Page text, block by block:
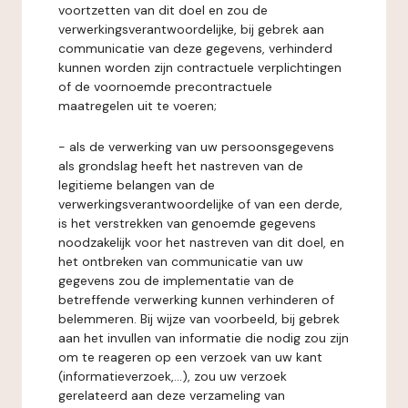
voortzetten van dit doel en zou de
verwerkingsverantwoordelijke, bij gebrek aan
communicatie van deze gegevens, verhinderd
kunnen worden zijn contractuele verplichtingen
of de voornoemde precontractuele
maatregelen uit te voeren;
- als de verwerking van uw persoonsgegevens
als grondslag heeft het nastreven van de
legitieme belangen van de
verwerkingsverantwoordelijke of van een derde,
is het verstrekken van genoemde gegevens
noodzakelijk voor het nastreven van dit doel, en
het ontbreken van communicatie van uw
gegevens zou de implementatie van de
betreffende verwerking kunnen verhinderen of
belemmeren. Bij wijze van voorbeeld, bij gebrek
aan het invullen van informatie die nodig zou zijn
om te reageren op een verzoek van uw kant
(informatieverzoek,...), zou uw verzoek
gerelateerd aan deze verzameling van